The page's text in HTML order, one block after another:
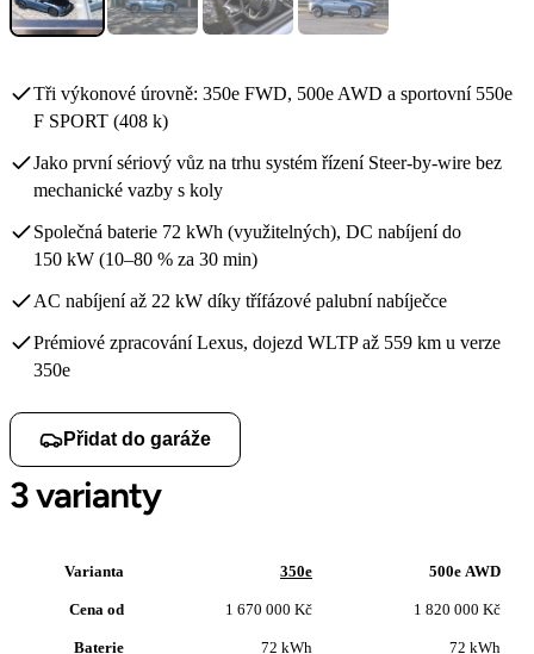
Tři výkonové úrovně: 350e FWD, 500e AWD a sportovní 550e
F SPORT (408 k)
Jako první sériový vůz na trhu systém řízení Steer-by-wire bez
mechanické vazby s koly
Společná baterie 72 kWh (využitelných), DC nabíjení do
150 kW (10–80 % za 30 min)
AC nabíjení až 22 kW díky třífázové palubní nabíječce
Prémiové zpracování Lexus, dojezd WLTP až 559 km u verze
350e
Přidat do garáže
3 varianty
Varianta 350e 500e AWD
Cena od 1 670 000 Kč 1 820 000 Kč
Baterie 72 kWh 72 kWh